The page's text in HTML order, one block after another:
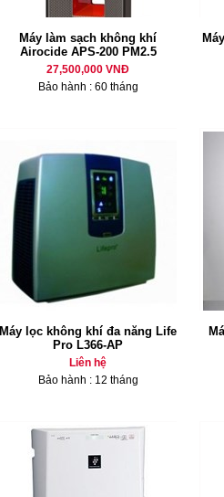
Máy làm sạch không khí
Airocide APS-200 PM2.5
27,500,000 VNĐ
Bảo hành : 60 tháng
Máy lọc không khí đa năng Life
Pro L366-AP
Liên hệ
Bảo hành : 12 tháng